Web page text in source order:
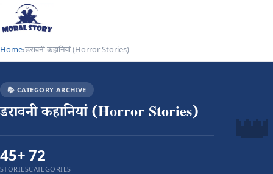
Home›डरावनी कहानियां (Horror Stories)
📚 CATEGORY ARCHIVE
डरावनी कहानियां (Horror Stories)
45+
STORIES
72
CATEGORIES
👑